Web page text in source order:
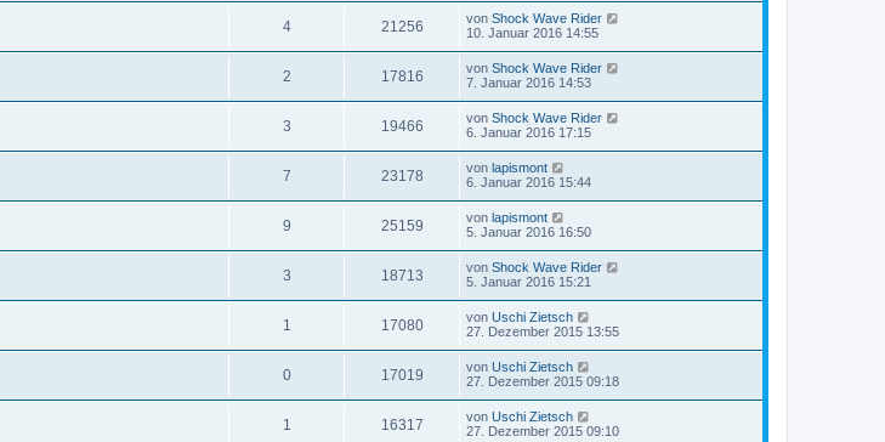
4 21256 von Shock Wave Rider
10. Januar 2016 14:55
2 17816 von Shock Wave Rider
7. Januar 2016 14:53
3 19466 von Shock Wave Rider
6. Januar 2016 17:15
7 23178 von lapismont
6. Januar 2016 15:44
9 25159 von lapismont
5. Januar 2016 16:50
3 18713 von Shock Wave Rider
5. Januar 2016 15:21
1 17080 von Uschi Zietsch
27. Dezember 2015 13:55
0 17019 von Uschi Zietsch
27. Dezember 2015 09:18
1 16317 von Uschi Zietsch
27. Dezember 2015 09:10